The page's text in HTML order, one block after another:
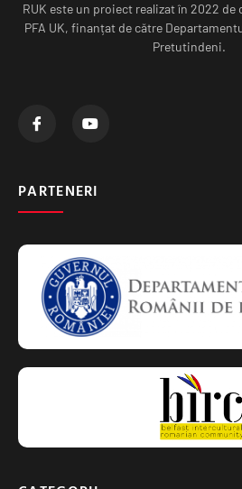
RUK este un proiect realizat în 2022 de
PFA UK, finanțat de către
Pretutindeni.
PARTENERI